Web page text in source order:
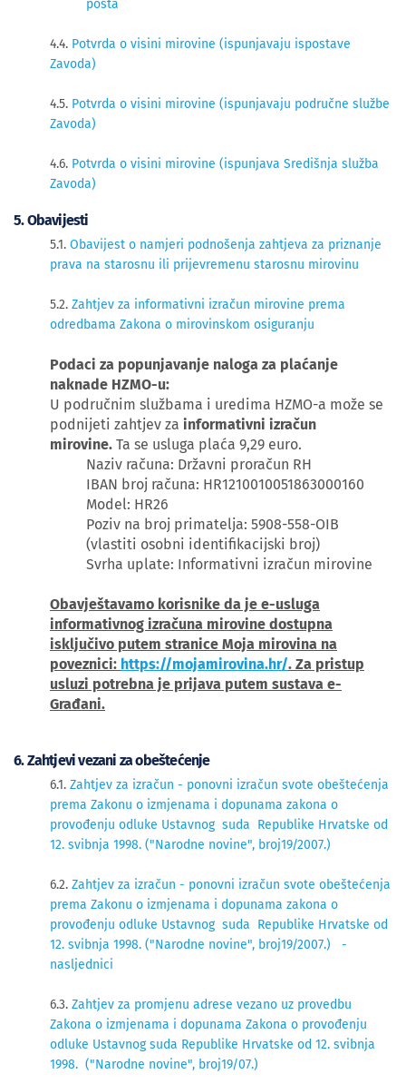
posta
4.4. Potvrda o visini mirovine (ispunjavaju ispostave
Zavoda)
4.5. Potvrda o visini mirovine (ispunjavaju područne službe
Zavoda)
4.6. Potvrda o visini mirovine (ispunjava Središnja služba
Zavoda)
​5. Obavijesti
5.1. Obavijest o namjeri podnošenja zahtjeva za priznanje
prava na starosnu ili prijevremenu starosnu mirovinu
5.2. Zahtjev za informativni izračun mirovine prema
odredbama Zakona o mirovinskom osiguranju
Podaci za popunjavanje naloga za plaćanje
naknade HZMO-u:
U područnim službama i uredima HZMO-a može se
podnijeti zahtjev za informativni izračun
mirovine. Ta se usluga plaća 9,29 euro.
Naziv računa: Državni proračun RH
IBAN broj računa: HR1210010051863000160
Model: HR26
Poziv na broj primatelja: 5908-558-OIB
(vlastiti osobni identifikacijski broj)
Svrha uplate: Informativni izračun mirovine
Obavještavamo korisnike da je e-usluga
informativnog izračuna mirovine dostupna
isključivo putem stranice Moja mirovina na
poveznici: https://mojamirovina.hr/. Za pristup
usluzi potrebna je prijava putem sustava e-
Građani.
6. Zahtjevi vezani za obeštećenje
6.1. Zahtjev za izračun - ponovni izračun svote obeštećenja
prema Zakonu o izmjenama i dopunama zakona o
provođenju odluke Ustavnog suda Republike Hrvatske od
12. svibnja 1998. ("Narodne novine", broj19/2007.)
6.2. Zahtjev za izračun - ponovni izračun svote obeštećenja
prema Zakonu o izmjenama i dopunama zakona o
provođenju odluke Ustavnog suda Republike Hrvatske od
12. svibnja 1998. ("Narodne novine", broj19/2007.) -
nasljednici
6.3. Zahtjev za promjenu adrese vezano uz provedbu
Zakona o izmjenama i dopunama Zakona o provođenju
odluke Ustavnog suda Republike Hrvatske od 12. svibnja
1998. ("Narodne novine", broj19/07.)